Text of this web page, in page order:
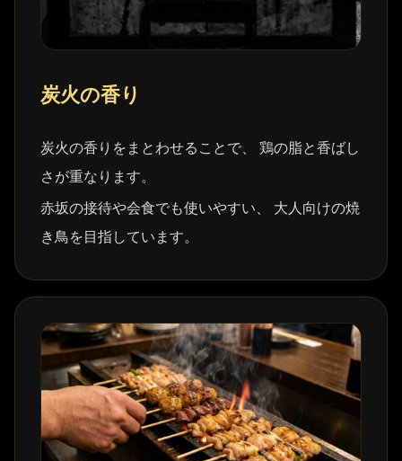
炭火の香り
炭火の香りをまとわせることで、 鶏の脂と香ばし
さが重なります。
赤坂の接待や会食でも使いやすい、 大人向けの焼
き鳥を目指しています。